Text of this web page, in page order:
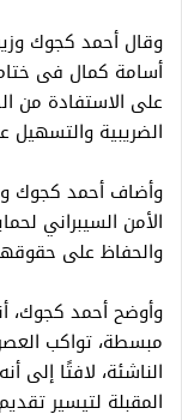
وقال أحمد كجوك
على الاستفادة من
الضريبية والتسهيل
وأضاف أحمد كجوك
الأمن السيبراني
والحفاظ على
وأوضح أحمد كجوك،
مبسطة، تواكب
الناشئة، لافتًا إلى
المقبلة لتيسير